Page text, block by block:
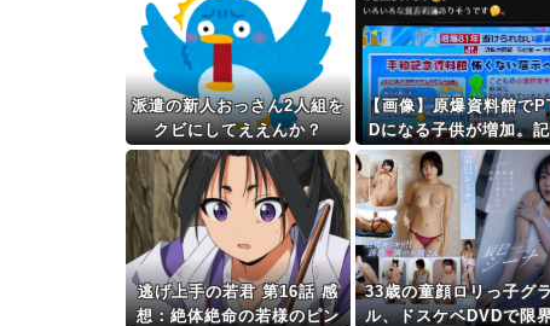
派遣の新人おっさん2人組を
クビにしてええんか？
【画像】原爆資料館で
Dになる子供が増加。
の継承が危ぶまれる事
逃げ上手の若君 第16話 感
想：絶体絶命の若様のピン
33歳の童顔ロリっ子グ
ル、ドスケベDVDで限